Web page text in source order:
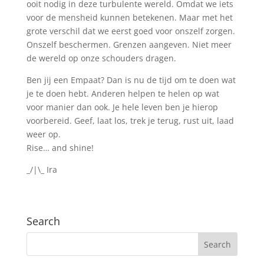
ooit nodig in deze turbulente wereld. Omdat we iets
voor de mensheid kunnen betekenen. Maar met het
grote verschil dat we eerst goed voor onszelf zorgen.
Onszelf beschermen. Grenzen aangeven. Niet meer
de wereld op onze schouders dragen.
Ben jij een Empaat? Dan is nu de tijd om te doen wat
je te doen hebt. Anderen helpen te helen op wat
voor manier dan ook. Je hele leven ben je hierop
voorbereid. Geef, laat los, trek je terug, rust uit, laad
weer op.
Rise… and shine!
_/|\_ Ira
Search